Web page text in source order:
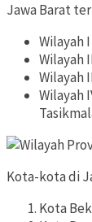
Jawa Barat
Wilayah
Wilayah
Wilayah
Wilayah
Kota-kota di
Kota